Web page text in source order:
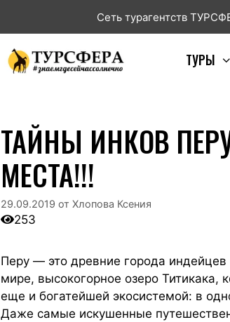
Сеть турагентств
ТУРЫ
ТАЙНЫ ИНКОВ
МЕСТА!!!
29.09.2019 от Хлопова Ксения
253
Перу — это древние города
мире, высокогорное озеро Титикака,
еще и богатейшей экосистемой: в
Даже самые искушенные